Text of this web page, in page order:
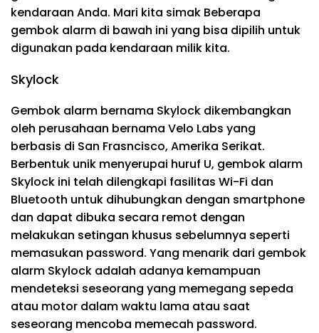
kendaraan Anda. Mari kita simak Beberapa
gembok alarm di bawah ini yang bisa dipilih untuk
digunakan pada kendaraan milik kita.
Skylock
Gembok alarm bernama Skylock dikembangkan
oleh perusahaan bernama Velo Labs yang
berbasis di San Frasncisco, Amerika Serikat.
Berbentuk unik menyerupai huruf U, gembok alarm
Skylock ini telah dilengkapi fasilitas Wi-Fi dan
Bluetooth untuk dihubungkan dengan smartphone
dan dapat dibuka secara remot dengan
melakukan setingan khusus sebelumnya seperti
memasukan password. Yang menarik dari gembok
alarm Skylock adalah adanya kemampuan
mendeteksi seseorang yang memegang sepeda
atau motor dalam waktu lama atau saat
seseorang mencoba memecah password.